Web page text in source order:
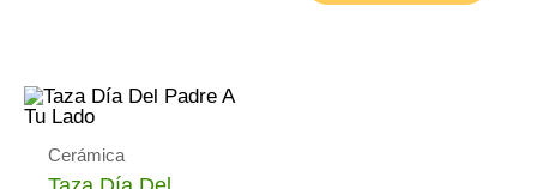
Elegir
Cantidad
Cerámica